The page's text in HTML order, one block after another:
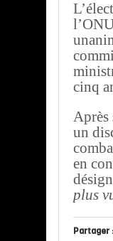
cinq
un
en
plus
Partager :